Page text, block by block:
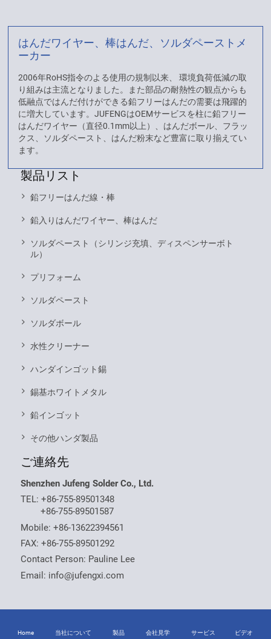
はんだワイヤー、棒はんだ、ソルダペーストメ
ーカー
2006年RoHS指令のよる使用の規制以来、 環境負荷低減の取
り組みは主流となりました。また部品の耐熱性の観点からも
低融点ではんだ付けができる鉛フリーはんだの需要は飛躍的
に増大しています。JUFENGはOEMサービスを柱に鉛フリー
はんだワイヤー（直径0.1mm以上）、はんだボール、フラッ
クス、ソルダペースト、はんだ粉末など豊富に取り揃えてい
ます。
製品リスト
鉛フリーはんだ線・棒
鉛入りはんだワイヤー、棒はんだ
ソルダペースト（シリンジ充填、ディスペンサーボト
ル）
プリフォーム
ソルダペースト
ソルダボール
水性クリーナー
ハンダインゴット錫
錫基ホワイトメタル
鉛インゴット
その他ハンダ製品
ご連絡先
Shenzhen Jufeng Solder Co., Ltd.
TEL:+86-755-89501348
+86-755-89501587
Mobile:+86-13622394561
FAX: +86-755-89501292
Contact Person: Pauline Lee
Email: info@jufengxi.com
Home 当社について 製品 会社見学 サービス ビデオ